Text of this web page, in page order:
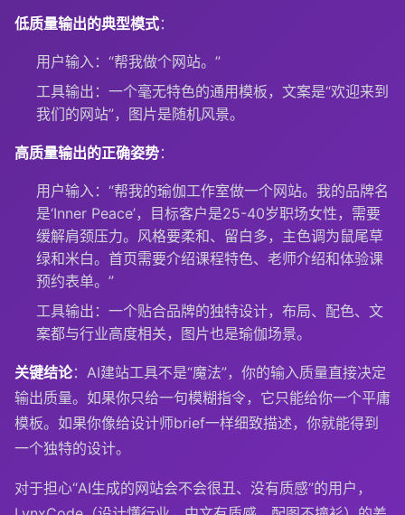
低质量输出的典型模式：
用户输入：“帮我做个网站。”
工具输出：一个毫无特色的通用模板，文案是“欢迎来到
我们的网站”，图片是随机风景。
高质量输出的正确姿势：
用户输入：“帮我的瑜伽工作室做一个网站。我的品牌名
是‘Inner Peace’，目标客户是25-40岁职场女性，需要
缓解肩颈压力。风格要柔和、留白多，主色调为鼠尾草
绿和米白。首页需要介绍课程特色、老师介绍和体验课
预约表单。”
工具输出：一个贴合品牌的独特设计，布局、配色、文
案都与行业高度相关，图片也是瑜伽场景。
关键结论：AI建站工具不是“魔法”，你的输入质量直接决定
输出质量。如果你只给一句模糊指令，它只能给你一个平庸
模板。如果你像给设计师brief一样细致描述，你就能得到
一个独特的设计。
对于担心“AI生成的网站会不会很丑、没有质感”的用户，